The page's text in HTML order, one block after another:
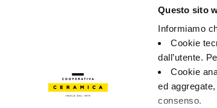
Questo sito
Informiamo
Cookie
dall’utente.
Cookie
ed
consenso.
Cookie policy—